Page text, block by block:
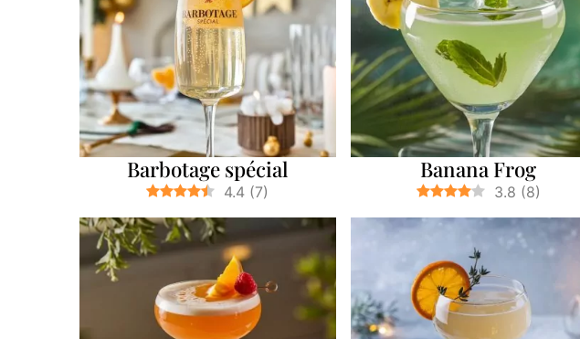
Barbotage spécial
4.4 (7)
Banana Frog
3.8 (8)